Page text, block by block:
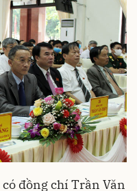
đồng chí Trần Văn